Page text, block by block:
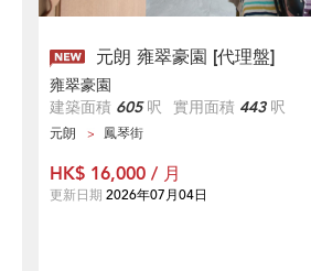
元朗 雍翠豪園 [代理盤]
雍翠豪園
建築面積 605呎 實用面積 443呎
元朗 鳳琴街
HK$ 16,000 / 月
更新日期 2026年07月04日